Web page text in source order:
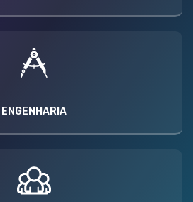
ENGENHARIA